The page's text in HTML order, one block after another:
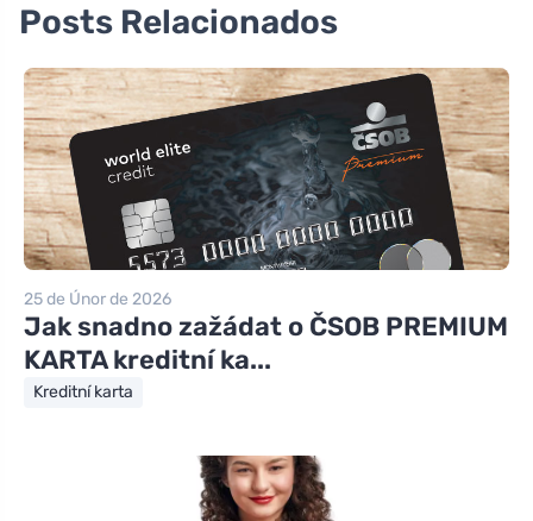
Posts Relacionados
25 de Únor de 2026
Jak snadno zažádat o ČSOB PREMIUM
KARTA kreditní ka...
Kreditní karta